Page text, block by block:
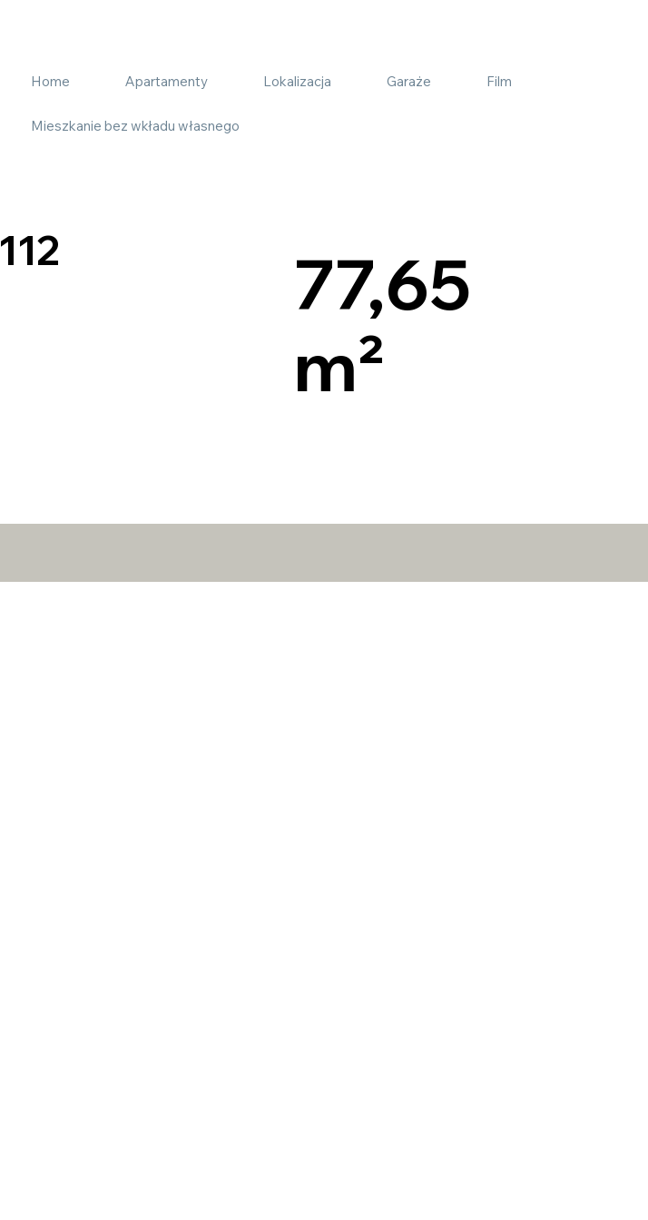
Home Apartamenty Lokalizacja Garaże Film
Mieszkanie bez wkładu własnego
112
77,65
m²